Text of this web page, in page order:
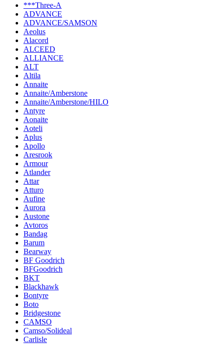
***Three-A
ADVANCE
ADVANCE/SAMSON
Aeolus
Alacord
ALCEED
ALLIANCE
ALT
Altila
Annaite
Annaite/Amberstone
Annaite/Amberstone/HILO
Antyre
Aonaite
Aoteli
Aplus
Apollo
Aresrook
Armour
Atlander
Attar
Atturo
Aufine
Aurora
Austone
Avtoros
Bandag
Barum
Bearway
BF Goodrich
BFGoodrich
BKT
Blackhawk
Bontyre
Boto
Bridgestone
CAMSO
Camso/Solideal
Carlisle